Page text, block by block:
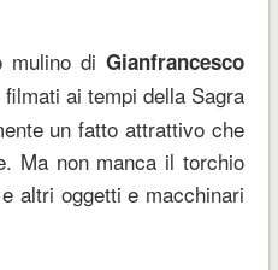
mulino diGianfrancesco
ai tempi della Sagra
un fatto attrattivo che
Ma non manca il torchio
altri oggetti e macchinari